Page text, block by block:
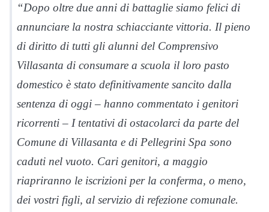
“Dopo oltre due anni di battaglie siamo felici di
annunciare la nostra schiacciante vittoria. Il pieno
di diritto di tutti gli alunni del Comprensivo
Villasanta di consumare a scuola il loro pasto
domestico è stato definitivamente sancito dalla
sentenza di oggi – hanno commentato i genitori
ricorrenti – I tentativi di ostacolarci da parte del
Comune di Villasanta e di Pellegrini Spa sono
caduti nel vuoto. Cari genitori, a maggio
riapriranno le iscrizioni per la conferma, o meno,
dei vostri figli, al servizio di refezione comunale.